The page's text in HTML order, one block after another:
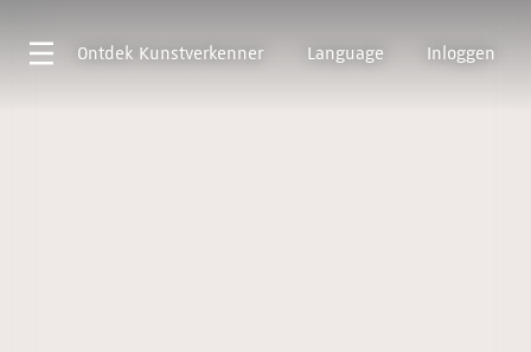
Ontdek Kunstverkenner Language Inloggen